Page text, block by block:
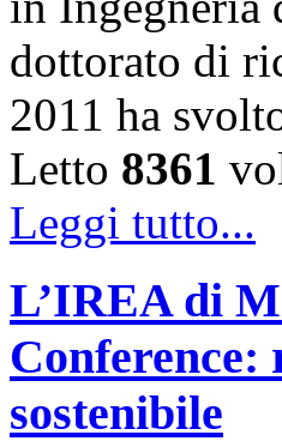
dottorato di
2011 ha
Letto 8361
Leggi tutto...
L’IREA di
Conference:
sostenibile